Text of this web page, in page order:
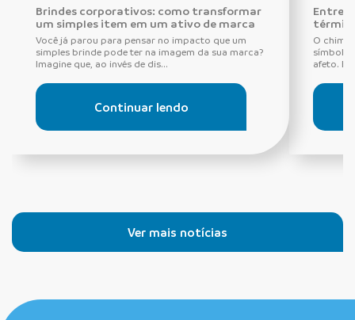
Brindes corporativos: como transformar
um simples item em um ativo de marca
Você já parou para pensar no impacto que um
simples brinde pode ter na imagem da sua marca?
Imagine que, ao invés de dis...
Continuar lendo
Entre
O
símbolo
afeto.
Ver mais notícias